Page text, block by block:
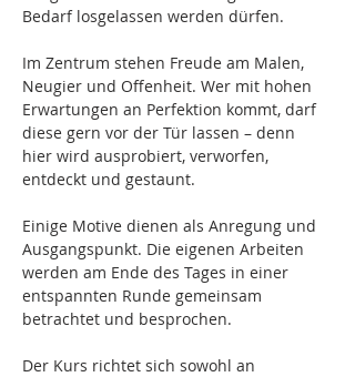
Bedarf losgelassen werden dürfen.
Im Zentrum stehen Freude am Malen,
Neugier und Offenheit. Wer mit hohen
Erwartungen an Perfektion kommt, darf
diese gern vor der Tür lassen – denn
hier wird ausprobiert, verworfen,
entdeckt und gestaunt.
Einige Motive dienen als Anregung und
Ausgangspunkt. Die eigenen Arbeiten
werden am Ende des Tages in einer
entspannten Runde gemeinsam
betrachtet und besprochen.
Der Kurs richtet sich sowohl an